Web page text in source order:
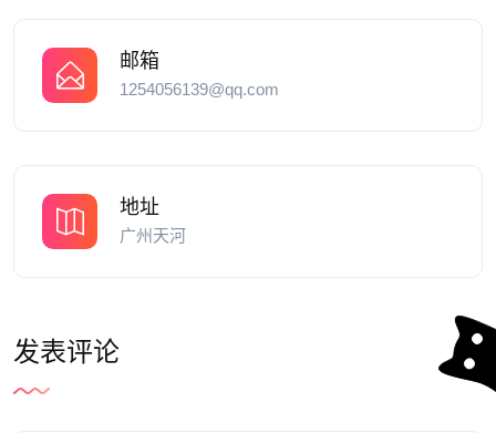
邮箱
1254056139@qq.com
地址
广州天河
发表评论